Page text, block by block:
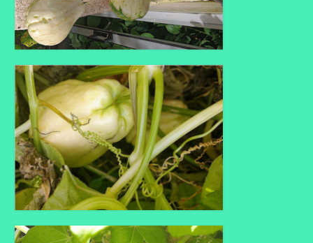
Faune
Oiseaux
Et aussi…
Liens préférés de JPL
Dictons
Recettes
Entrées